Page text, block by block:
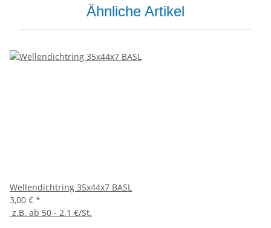
Ähnliche Artikel
Wellendichtring 35x44x7 BASL
3,00 € *
z.B. ab 50 - 2.1 €/St.